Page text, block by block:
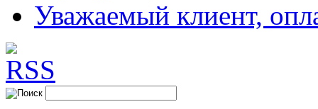
Уважаемый клиент,